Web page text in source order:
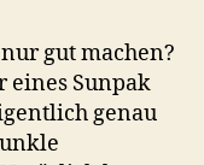
Ringblitz
gut machen?
eines Sunpak
genau